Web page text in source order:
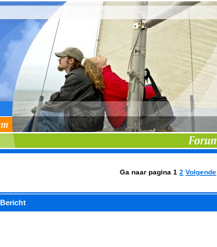
Ga naar pagina 1 2 Volgende
Bericht